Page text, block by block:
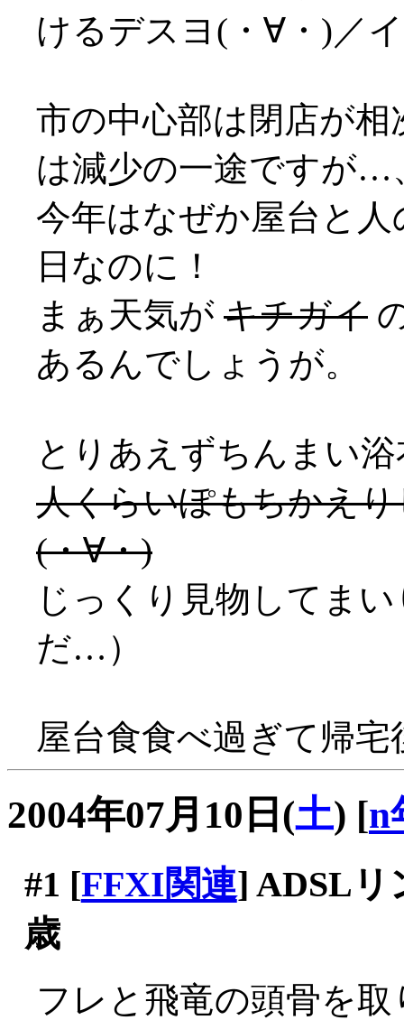
けるデスヨ(・∀・)／
市の中心部は閉店が
は減少の一途ですが…
今年はなぜか屋台と
日なのに！
まぁ天気が キチガイ
あるんでしょうが。
とりあえずちんまい
人くらいぽもちかえ
(・∀・)
じっくり見物してま
だ…）
屋台食食べ過ぎて帰宅
2004年07月10日(土) [n
#1 [FFXI関連] ADSLリ
歳
フレと飛竜の頭骨を